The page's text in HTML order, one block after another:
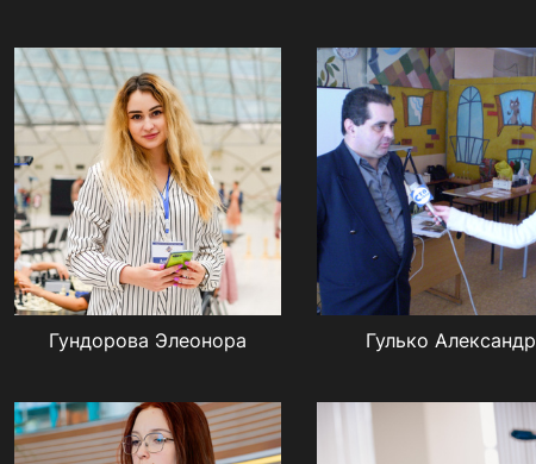
Гундорова Элеонора Гулько Александр